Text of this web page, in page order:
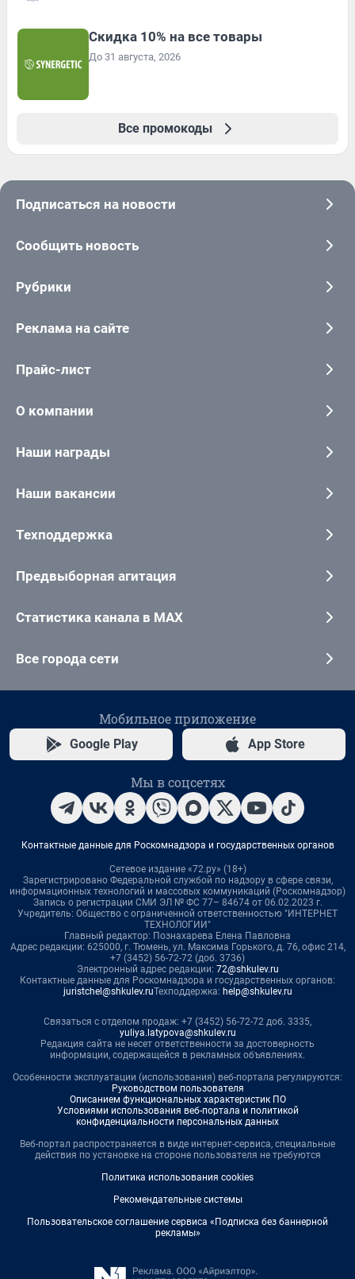
Скидка 10% на все товары
До 31 августа, 2026
Все промокоды
Подписаться на новости
Сообщить новость
Рубрики
Реклама на сайте
Прайс-лист
О компании
Наши награды
Наши вакансии
Техподдержка
Предвыборная агитация
Статистика канала в MAX
Все города сети
Мобильное приложение
Google Play App Store
Мы в соцсетях
Контактные данные для Роскомнадзора и государственных органов
Сетевое издание «72.ру» (18+)
Зарегистрировано Федеральной службой по надзору в сфере связи,
информационных технологий и массовых коммуникаций (Роскомнадзор)
Запись о регистрации СМИ ЭЛ № ФС 77– 84674 от 06.02.2023 г.
Учредитель: Общество с ограниченной ответственностью "ИНТЕРНЕТ
ТЕХНОЛОГИИ"
Главный редактор: Познахарева Елена Павловна
Адрес редакции: 625000, г. Тюмень, ул. Максима Горького, д. 76, офис 214,
+7 (3452) 56-72-72 (доб. 3736)
Электронный адрес редакции: 72@shkulev.ru
Контактные данные для Роскомнадзора и государственных органов:
juristchel@shkulev.ruТехподдержка: help@shkulev.ru
Связаться с отделом продаж: +7 (3452) 56-72-72 доб. 3335,
yuliya.latypova@shkulev.ru
Редакция сайта не несет ответственности за достоверность
информации, содержащейся в рекламных объявлениях.
Особенности эксплуатации (использования) веб-портала регулируются:
Руководством пользователя
Описанием функциональных характеристик ПО
Условиями использования веб-портала и политикой
конфиденциальности персональных данных
Веб-портал распространяется в виде интернет-сервиса, специальные
действия по установке на стороне пользователя не требуются
Политика использования cookies
Рекомендательные системы
Пользовательское соглашение сервиса «Подписка без баннерной
рекламы»